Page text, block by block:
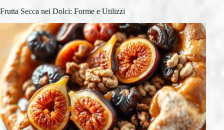
Frutta Secca nei Dolci: Forme e Utilizzi